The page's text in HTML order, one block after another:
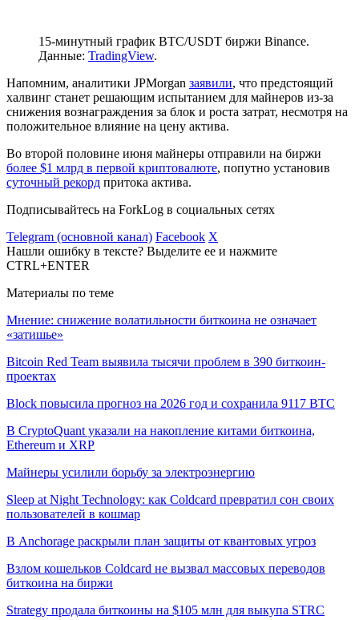
15-минутный график BTC/USDT биржи Binance.
Данные: TradingView.
Напомним, аналитики JPMorgan заявили, что предстоящий
халвинг станет решающим испытанием для майнеров из-за
снижения вознаграждения за блок и роста затрат, несмотря на
положительное влияние на цену актива.
Во второй половине июня майнеры отправили на биржи
более $1 млрд в первой криптовалюте, попутно установив
суточный рекорд притока актива.
Подписывайтесь на ForkLog в социальных сетях
Telegram (основной канал) Facebook X
Нашли ошибку в тексте? Выделите ее и нажмите
CTRL+ENTER
Материалы по теме
Мнение: снижение волатильности биткоина не означает
«затишье»
Bitcoin Red Team выявила тысячи проблем в 390 биткоин-
проектах
Block повысила прогноз на 2026 год и сохранила 9117 BTC
В CryptoQuant указали на накопление китами биткоина,
Ethereum и XRP
Майнеры усилили борьбу за электроэнергию
Sleep at Night Technology: как Coldcard превратил сон своих
пользователей в кошмар
В Anchorage раскрыли план защиты от квантовых угроз
Взлом кошельков Coldcard не вызвал массовых переводов
биткоина на биржи
Strategy продала биткоины на $105 млн для выкупа STRC